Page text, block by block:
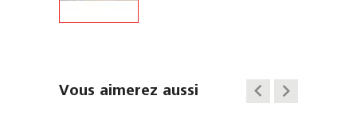
Vous aimerez aussi keyboard_arrow_left keyboard_arrow_right